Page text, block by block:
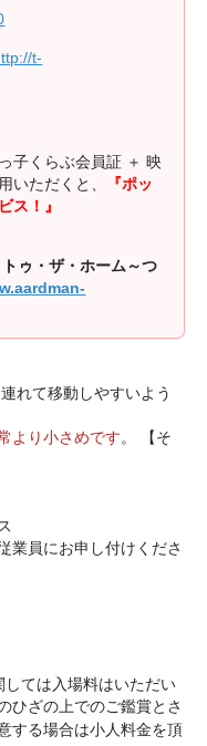
t-
子くらぶ会員証 ＋ 映
いただくと、
『ポッ
ス！』
ゥ・ザ・ホーム～つ
れて移動しやすいよう
より小さめです。 【そ
業員にお申し付けくださ
ては入場料はいただい
ひざの上でのご鑑賞とさ
する場合は小人料金を頂